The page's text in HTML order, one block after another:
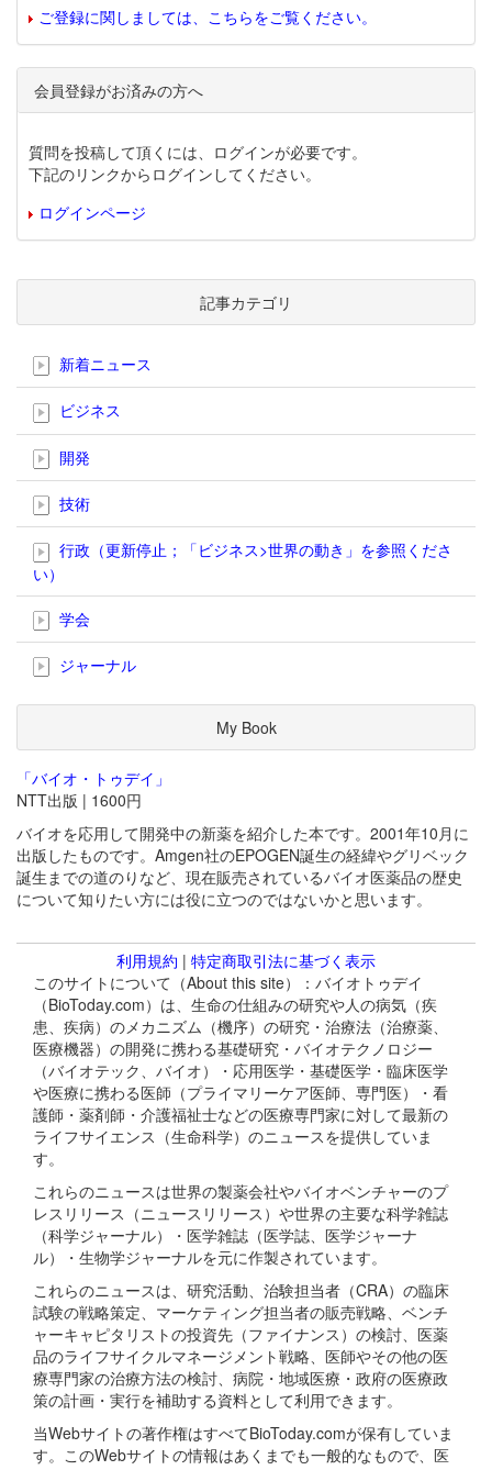
ご登録に関しましては、こちらをご覧ください。
会員登録がお済みの方へ
質問を投稿して頂くには、ログインが必要です。
下記のリンクからログインしてください。
ログインページ
記事カテゴリ
新着ニュース
ビジネス
開発
技術
行政（更新停止；「ビジネス>世界の動き」を参照くださ
い）
学会
ジャーナル
My Book
「バイオ・トゥデイ」
NTT出版 | 1600円
バイオを応用して開発中の新薬を紹介した本です。2001年10月に
出版したものです。Amgen社のEPOGEN誕生の経緯やグリベック
誕生までの道のりなど、現在販売されているバイオ医薬品の歴史
について知りたい方には役に立つのではないかと思います。
利用規約 | 特定商取引法に基づく表示
このサイトについて（About this site）：バイオトゥデイ
（BioToday.com）は、生命の仕組みの研究や人の病気（疾
患、疾病）のメカニズム（機序）の研究・治療法（治療薬、
医療機器）の開発に携わる基礎研究・バイオテクノロジー
（バイオテック、バイオ）・応用医学・基礎医学・臨床医学
や医療に携わる医師（プライマリーケア医師、専門医）・看
護師・薬剤師・介護福祉士などの医療専門家に対して最新の
ライフサイエンス（生命科学）のニュースを提供していま
す。
これらのニュースは世界の製薬会社やバイオベンチャーのプ
レスリリース（ニュースリリース）や世界の主要な科学雑誌
（科学ジャーナル）・医学雑誌（医学誌、医学ジャーナ
ル）・生物学ジャーナルを元に作製されています。
これらのニュースは、研究活動、治験担当者（CRA）の臨床
試験の戦略策定、マーケティング担当者の販売戦略、ベンチ
ャーキャピタリストの投資先（ファイナンス）の検討、医薬
品のライフサイクルマネージメント戦略、医師やその他の医
療専門家の治療方法の検討、病院・地域医療・政府の医療政
策の計画・実行を補助する資料として利用できます。
当Webサイトの著作権はすべてBioToday.comが保有していま
す。このWebサイトの情報はあくまでも一般的なもので、医